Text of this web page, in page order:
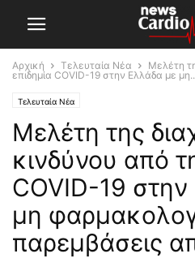
Αρχική Τελευταία Νέα
Μελέτη
επιδημία COVID-19 στην Ελλάδα με
Τελευταία Νέα
Μελέτη της
κινδύνου από
COVID-19
μη
παρεμβάσεις